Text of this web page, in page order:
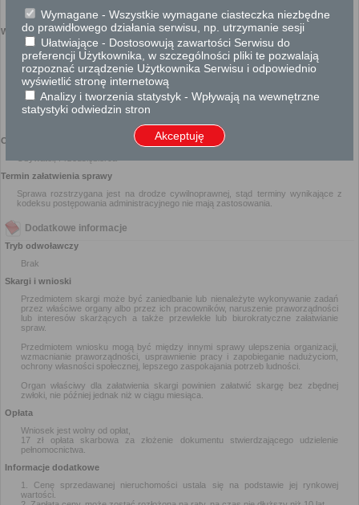
wieczystego.
Wymagane dokumenty
Dokumenty potwierdzające istnienie użytkowania wieczystego.
Odpis z księgi wieczystej nieruchomości.
Pełnomocnictwo w przypadku ustanowienia pełnomocnika wraz z dowodem
uiszczenia stosownej opłaty.
Odbiorca usługi
Termin załatwienia sprawy
Sprawa rozstrzygana jest na drodze cywilnoprawnej, stąd terminy wynikające z
kodeksu postępowania administracyjnego nie mają zastosowania.
Dodatkowe informacje
Tryb odwoławczy
Brak
Skargi i wnioski
Przedmiotem skargi może być zaniedbanie lub nienależyte wykonywanie zadań
przez właściwe organy albo przez ich pracowników, naruszenie praworządności
lub interesów skarżących a także przewlekłe lub biurokratyczne załatwianie
spraw.
Przedmiotem wniosku mogą być między innymi sprawy ulepszenia organizacji,
wzmacnianie praworządności, usprawnienie pracy i zapobieganie nadużyciom,
ochrony własności społecznej, lepszego zaspokajania potrzeb ludności.
Organ właściwy dla załatwienia skargi powinien załatwić skargę bez zbędnej
zwłoki, nie później jednak niż w ciągu miesiąca.
Opłata
Wniosek jest wolny od opłat,
17 zł opłata skarbowa za złożenie dokumentu stwierdzającego udzielenie
pełnomocnictwa.
Informacje dodatkowe
Cenę sprzedawanej nieruchomości ustala się na podstawie jej rynkowej
wartości.
Wymagane - Wszystkie wymagane ciasteczka niezbędne
do prawidłowego działania serwisu, np. utrzymanie sesji
Ułatwiające - Dostosowują zawartości Serwisu do
preferencji Użytkownika, w szczególności pliki te pozwalają
rozpoznać urządzenie Użytkownika Serwisu i odpowiednio
wyświetlić stronę internetową
Analizy i tworzenia statystyk - Wpływają na wewnętrzne
statystyki odwiedzin stron
Akceptuję